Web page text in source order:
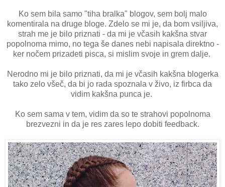
Ko sem bila samo "tiha bralka" blogov, sem bolj malo
komentirala na druge bloge. Zdelo se mi je, da bom vsiljiva,
strah me je bilo priznati - da mi je včasih kakšna stvar
popolnoma mimo, no tega še danes nebi napisala direktno -
ker nočem prizadeti pisca, si mislim svoje in grem dalje.
Nerodno mi je bilo priznati, da mi je včasih kakšna blogerka
tako zelo všeč, da bi jo rada spoznala v živo, iz firbca da
vidim kakšna punca je.
Ko sem sama v tem, vidim da so te strahovi popolnoma
brezvezni in da je res zares lepo dobiti feedback.